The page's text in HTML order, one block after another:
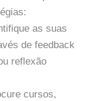
as suas
de feedback
reflexão
cursos,